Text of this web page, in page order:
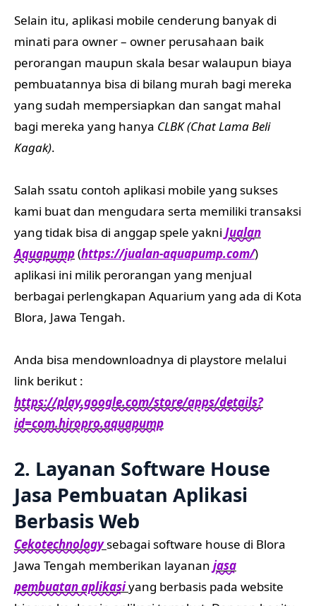
Selain itu, aplikasi mobile cenderung banyak di
minati para owner – owner perusahaan baik
perorangan maupun skala besar walaupun biaya
pembuatannya bisa di bilang murah bagi mereka
yang sudah mempersiapkan dan sangat mahal
bagi mereka yang hanya CLBK (Chat Lama Beli
Kagak).
Salah ssatu contoh aplikasi mobile yang sukses
kami buat dan mengudara serta memiliki transaksi
yang tidak bisa di anggap spele yakni Jualan
Aquapump(https://jualan-aquapump.com/)
aplikasi ini milik perorangan yang menjual
berbagai perlengkapan Aquarium yang ada di Kota
Blora, Jawa Tengah.
Anda bisa mendownloadnya di playstore melalui
link berikut :
https://play.google.com/store/apps/details?
id=com.hiropro.aquapump
2. Layanan Software House
Jasa Pembuatan Aplikasi
Berbasis Web
Cekotechnologysebagai software house di Blora
Jawa Tengah memberikan layanan jasa
pembuatan aplikasiyang berbasis pada website